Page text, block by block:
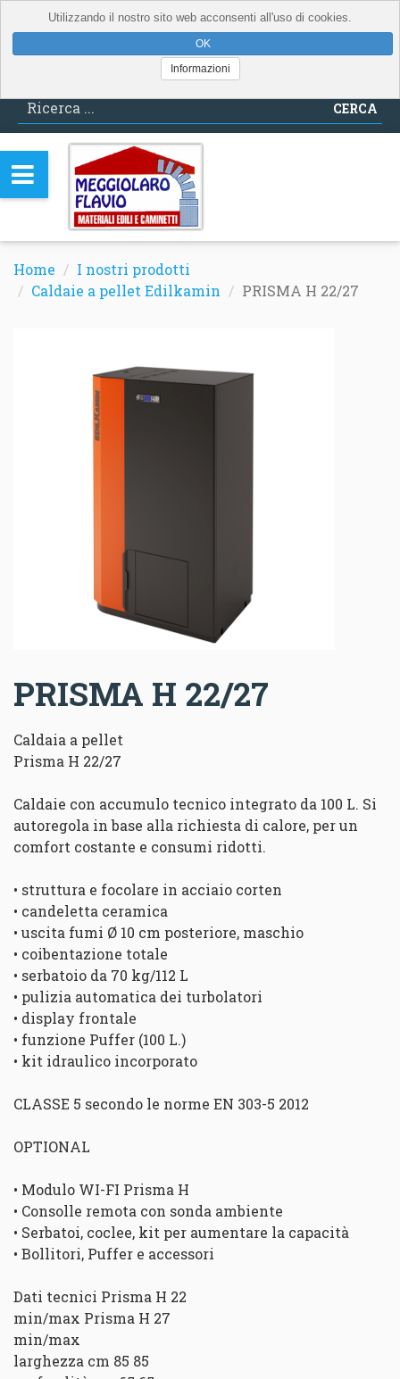
CERCA
Home
I nostri prodotti
Caldaie a pellet Edilkamin
PRISMA H 22/27
PRISMA H 22/27
Caldaia a pellet
Prisma H 22/27
Caldaie con accumulo tecnico integrato da 100 L. Si
autoregola in base alla richiesta di calore, per un
comfort costante e consumi ridotti.
• struttura e focolare in acciaio corten
• candeletta ceramica
• uscita fumi Ø 10 cm posteriore, maschio
• coibentazione totale
• serbatoio da 70 kg/112 L
• pulizia automatica dei turbolatori
• display frontale
• funzione Puffer (100 L.)
• kit idraulico incorporato
CLASSE 5 secondo le norme EN 303-5 2012
OPTIONAL
• Modulo WI-FI Prisma H
• Consolle remota con sonda ambiente
• Serbatoi, coclee, kit per aumentare la capacità
• Bollitori, Puffer e accessori
Dati tecnici Prisma H 22
min/max Prisma H 27
min/max
larghezza cm 85 85
Utilizzando il nostro sito web acconsenti all'uso di cookies.
Informazioni